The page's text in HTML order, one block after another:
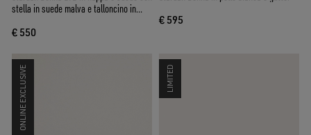
stella in suede malva e talloncino in
€ 550
€ 595
ONLINE EXCLUSIVE LIMITED